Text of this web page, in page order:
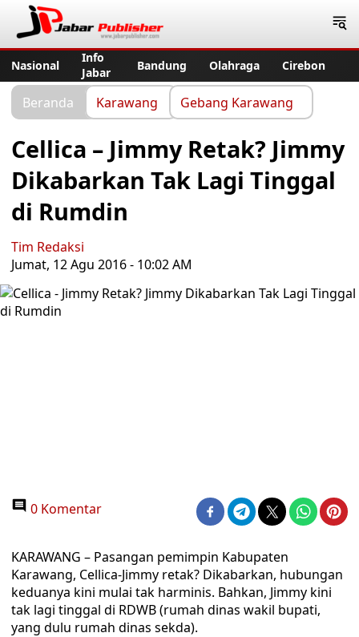
Nasional
Info
Jabar
Bandung Olahraga Cirebon
Beranda Karawang Gebang Karawang
Cellica – Jimmy Retak? Jimmy
Dikabarkan Tak Lagi Tinggal
di Rumdin
Tim Redaksi
Jumat, 12 Agu 2016 - 10:02 AM
0 Komentar
KARAWANG – Pasangan pemimpin Kabupaten
Karawang, Cellica-Jimmy retak? Dikabarkan, hubungan
keduanya kini mulai tak harminis. Bahkan, Jimmy kini
tak lagi tinggal di RDWB (rumah dinas wakil bupati,
yang dulu rumah dinas sekda).